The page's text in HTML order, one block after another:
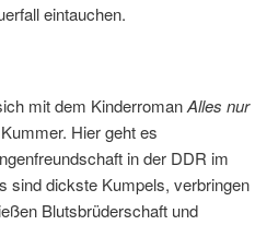
eintauchen.
mit dem KinderromanAlles nur
Hier geht es
in der DDR im
sind dickste Kumpels, verbringen
Blutsbrüderschaft und